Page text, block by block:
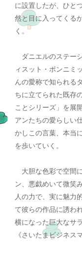
に設置したが、ひと
然と目に入ってくる
く。
ダニエルのステー
ィスット・ポンニミ
んの愛称で知られる
ちに立てられた既存
ことシリーズ」を展
アンたちの愛らしい
かしこの言葉、本当
を歩いていく。
大胆な色彩で空間
ン、悪戯めいて微笑
人の力で、実に魅力
て彼らの作品に誘わ
横になった巨大なサ
《さいたまビジネス